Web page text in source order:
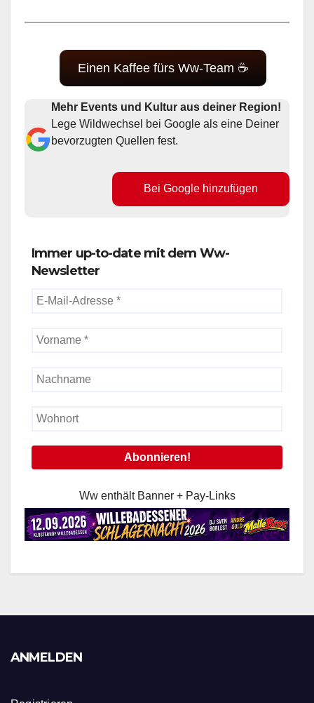
Einen Kaffee fürs Ww-Team ☕
Mehr Events und Kultur aus deiner Region!
Lege Wildwechsel bei Google als eine Deiner
bevorzugten Quellen fest.
Bei Google hinzufügen
Immer up-to-date mit dem Ww-
Newsletter
Ww enthält Banner + Pay-Links
ANMELDEN